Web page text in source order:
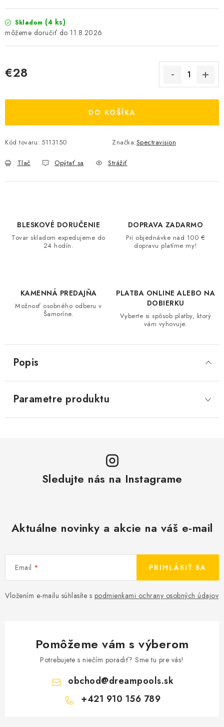
Skladom (4 ks)
11.8.2026
€28
DO KOŠÍKA
Kód tovaru: 5113150 Značka:Spectravision
Tlač Opýtať sa Strážiť
BLESKOVÉ DORUČENIE
Tovar skladom expedujeme do
24 hodín.
DOPRAVA ZADARMO
Pri objednávke nad 100 €
dopravu platíme my!
KAMENNÁ PREDAJŇA
Možnosť osobného odberu v
Šamoríne.
PLATBA ONLINE ALEBO NA
DOBIERKU
Vyberte si spôsob platby, ktorý
vám vyhovuje.
Popis
Parametre produktu
Sledujte nás na Instagrame
Aktuálne novinky a akcie na váš e-mail
Email
Vložením e-mailu súhlasíte s podmienkami ochrany osobných údajov
PRIHLÁSIŤ SA
Pomôžeme vám s výberom
Potrebujete s niečím poradiť? Sme tu pre vás!
obchod@dreampools.sk
+421 910 156 789